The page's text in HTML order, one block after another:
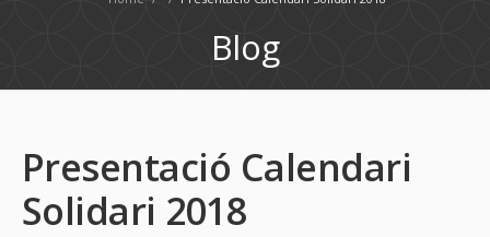
Blog
Presentació Calendari
Solidari 2018